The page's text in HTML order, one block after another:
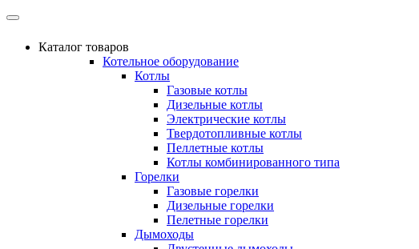
Каталог товаров
Котельное оборудование
Котлы
Газовые котлы
Дизельные котлы
Электрические котлы
Твердотопливные котлы
Пеллетные котлы
Котлы комбинированного типа
Горелки
Газовые горелки
Дизельные горелки
Пелетные горелки
Дымоходы